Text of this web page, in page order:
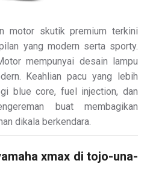
motor skutik premium terkini
yang modern serta sporty.
mempunyai desain lampu
Keahlian pacu yang lebih
blue core, fuel injection, dan
buat membagikan
dikala berkendara.
xmax di tojo-una-